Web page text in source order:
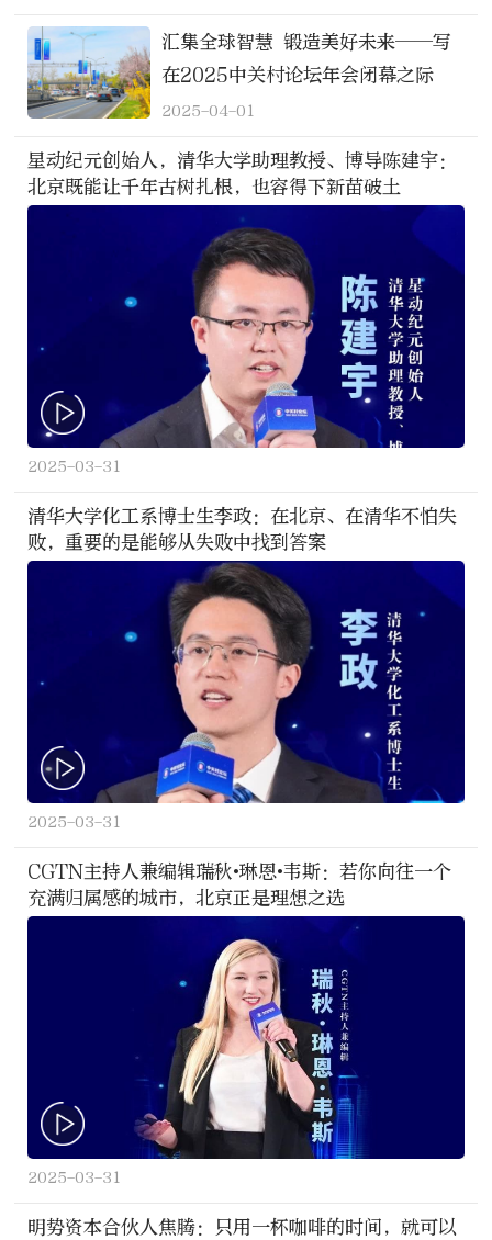
汇集全球智慧 锻造美好未来——写
在2025中关村论坛年会闭幕之际
2025-04-01
星动纪元创始人，清华大学助理教授、博导陈建宇：
北京既能让千年古树扎根，也容得下新苗破土
2025-03-31
清华大学化工系博士生李政：在北京、在清华不怕失
败，重要的是能够从失败中找到答案
2025-03-31
CGTN主持人兼编辑瑞秋•琳恩•韦斯：若你向往一个
充满归属感的城市，北京正是理想之选
2025-03-31
明势资本合伙人焦腾：只用一杯咖啡的时间，就可以